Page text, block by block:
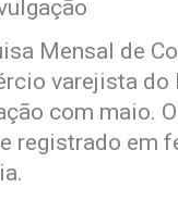
Mensal de
varejista do
com maio.
registrado em